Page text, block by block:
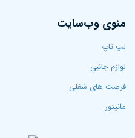
منوی وب‌سایت
لپ تاپ‌
لوازم جانبی
فرصت های شغلی
مانیتور